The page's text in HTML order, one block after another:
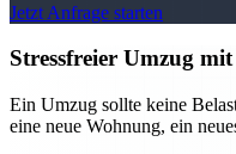
Jetzt Anfrage starten
Stressfreier Umzug
Ein Umzug sollte keine
eine neue Wohnung, ein